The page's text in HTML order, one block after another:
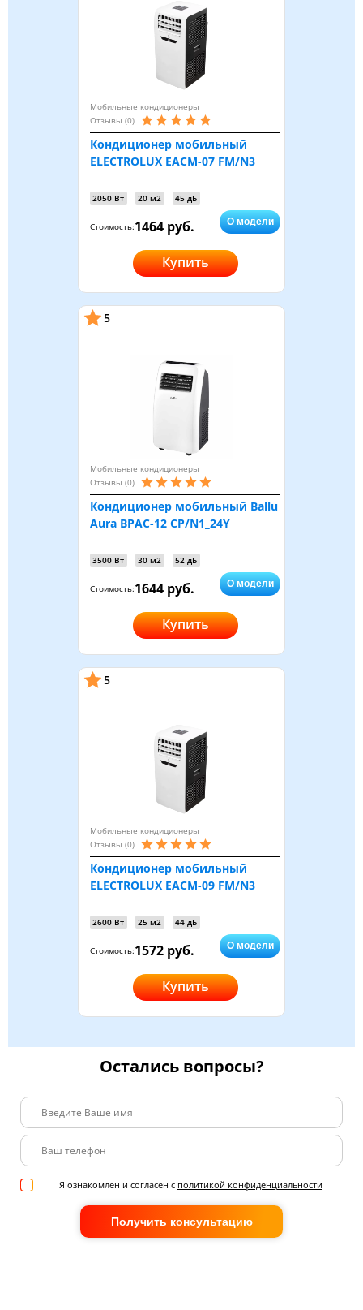
Мобильные кондиционеры
Отзывы (0)
Кондиционер мобильный
ELECTROLUX EACM-07 FM/N3
2050 Вт 20 м2 45 дБ
Стоимость:1464 руб. О модели
Купить
5
Мобильные кондиционеры
Отзывы (0)
Кондиционер мобильный Ballu
Aura BPAC-12 CP/N1_24Y
3500 Вт 30 м2 52 дБ
Стоимость:1644 руб. О модели
Купить
5
Мобильные кондиционеры
Отзывы (0)
Кондиционер мобильный
ELECTROLUX EACM-09 FM/N3
2600 Вт 25 м2 44 дБ
Стоимость:1572 руб. О модели
Купить
Остались вопросы?
Я ознакомлен и согласен с политикой конфиденциальности
Получить консультацию